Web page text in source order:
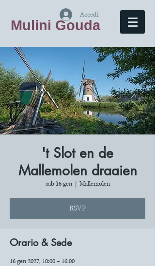
Mulini Gouda
Accedi
't Slot en de
Mallemolen draaien
sab 16 gen
  |
Mallemolen
RSVP
Orario & Sede
16 gen 2027, 10:00 – 16:00